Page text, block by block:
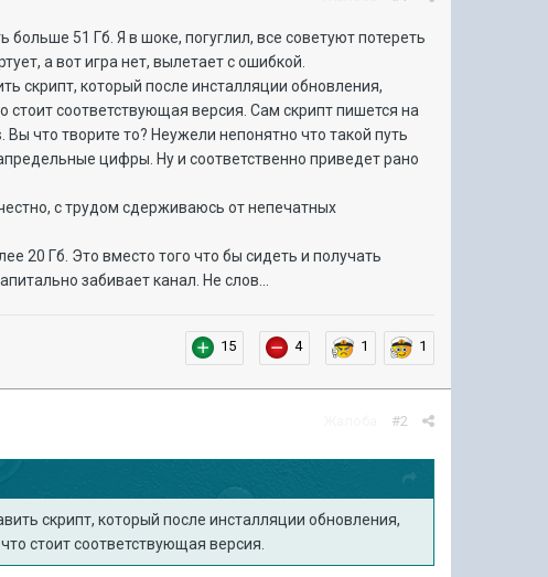
больше 51 Гб. Я в шоке, погуглил, все советуют потереть
а вот игра нет, вылетает с ошибкой.
скрипт, который после инсталляции обновления,
соответствующая версия. Сам скрипт пишется на
что творите то? Неужели непонятно что такой путь
цифры. Ну и соответственно приведет рано
с трудом сдерживаюсь от непечатных
20 Гб. Это вместо того что бы сидеть и получать
забивает канал. Не слов...
15 4 1 1
#2
скрипт, который после инсталляции обновления,
стоит соответствующая версия.